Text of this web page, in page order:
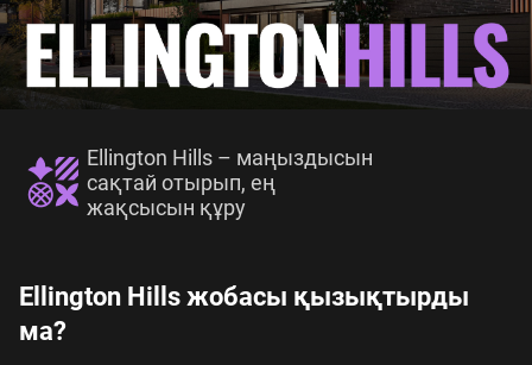
Ellington Hills – маңыздысын
сақтай отырып, ең
жақсысын құру
Ellington Hills жобасы қызықтырды
ма?